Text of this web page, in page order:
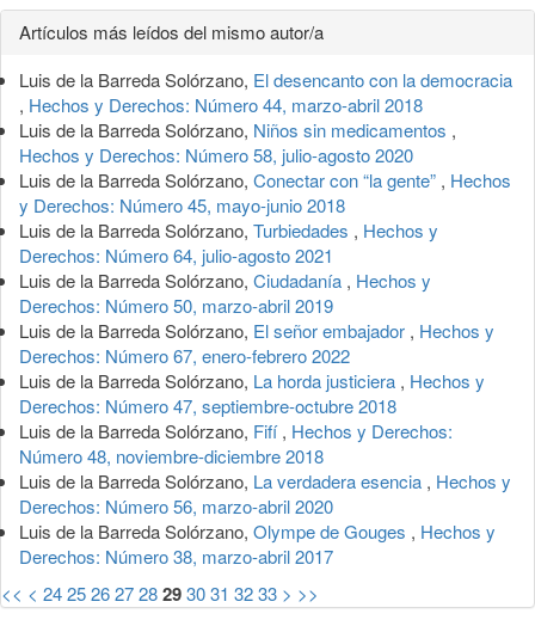
Detalles
del
artículo
Artículos más leídos del mismo autor/a
Luis de la Barreda Solórzano, El desencanto con la democracia
, Hechos y Derechos: Número 44, marzo-abril 2018
Luis de la Barreda Solórzano, Niños sin medicamentos ,
Hechos y Derechos: Número 58, julio-agosto 2020
Luis de la Barreda Solórzano, Conectar con “la gente” , Hechos
y Derechos: Número 45, mayo-junio 2018
Luis de la Barreda Solórzano, Turbiedades , Hechos y
Derechos: Número 64, julio-agosto 2021
Luis de la Barreda Solórzano, Ciudadanía , Hechos y
Derechos: Número 50, marzo-abril 2019
Luis de la Barreda Solórzano, El señor embajador , Hechos y
Derechos: Número 67, enero-febrero 2022
Luis de la Barreda Solórzano, La horda justiciera , Hechos y
Derechos: Número 47, septiembre-octubre 2018
Luis de la Barreda Solórzano, Fifí, Hechos y Derechos:
Número 48, noviembre-diciembre 2018
Luis de la Barreda Solórzano, La verdadera esencia , Hechos y
Derechos: Número 56, marzo-abril 2020
Luis de la Barreda Solórzano, Olympe de Gouges , Hechos y
Derechos: Número 38, marzo-abril 2017
<< < 2425262728293031 3233 > >>